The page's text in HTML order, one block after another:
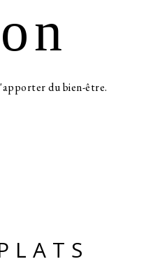
du bien-être.